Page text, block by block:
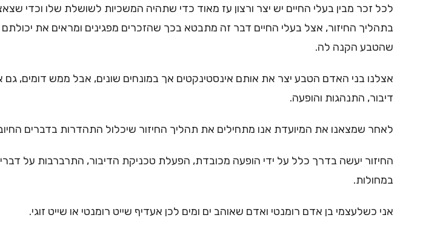
לכל זכר מבין בעלי החיים יש יצר ורצון עז מאוד כדי שתהיה המשכיות לשושלת שלו וכדי
בתהליך החיזור, אצל בעלי החיים דבר זה מתבטא בכך שהזכרים מפגינים ומראים את יכולתם
שהטבע הקנה לה.
אצלנו בני האדם הטבע יצר את אותם אינסטינקטים אך במונחים שונים, אבל ממש דומים, גם
דיבור, התנהגות והופעה.
לאחר שמצאנו את המיועדת אנו מתחילים את תהליך החיזור שיכלול התהדרות בדברים
החיזור יעשה בדרך כלל על ידי הופעה מכובדת, הפעלת טכניקת הדיבור, התרברבות על
במחולות.
אני כשלעצמי בן אדם רומנטי ואדם שאוהב ים ומים לכן אעדיף שייט רומנטי או שייט זוגי.